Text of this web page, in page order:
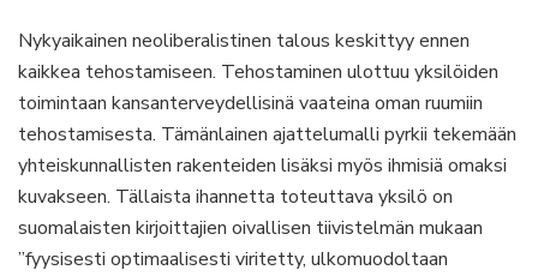
Nykyaikainen neoliberalistinen talous keskittyy ennen
kaikkea tehostamiseen. Tehostaminen ulottuu yksilöiden
toimintaan kansanterveydellisinä vaateina oman ruumiin
tehostamisesta. Tämänlainen ajattelumalli pyrkii tekemään
yhteiskunnallisten rakenteiden lisäksi myös ihmisiä omaksi
kuvakseen. Tällaista ihannetta toteuttava yksilö on
suomalaisten kirjoittajien oivallisen tiivistelmän mukaan
”fyysisesti optimaalisesti viritetty, ulkomuodoltaan